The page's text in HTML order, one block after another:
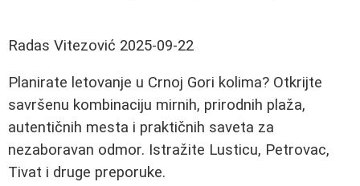
Radas Vitezović 2025-09-22
Planirate letovanje u Crnoj Gori kolima? Otkrijte
savršenu kombinaciju mirnih, prirodnih plaža,
autentičnih mesta i praktičnih saveta za
nezaboravan odmor. Istražite Lusticu, Petrovac,
Tivat i druge preporuke.